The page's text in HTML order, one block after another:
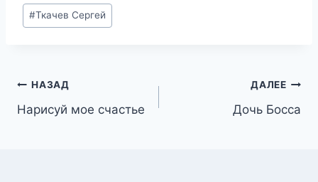
Метки
записи:
#Ткачев Сергей
Навигация
по
НАЗАД
Нарисуй мое счастье
ДАЛЕЕ
Дочь Босса